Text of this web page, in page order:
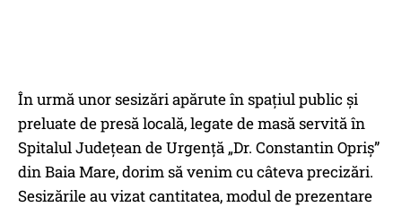
În urmă unor sesizări apărute în spaţiul public şi
preluate de presă locală, legate de masă servită în
Spitalul Judeţean de Urgenţă „Dr. Constantin Opriş”
din Baia Mare, dorim să venim cu câteva precizări.
Sesizările au vizat cantitatea, modul de prezentare